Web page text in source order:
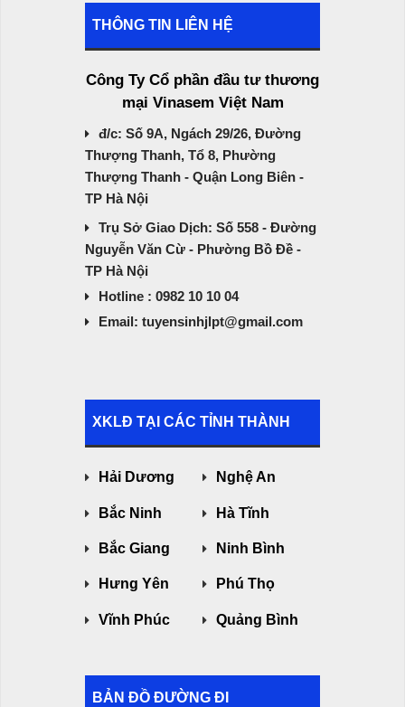
THÔNG TIN LIÊN HỆ
Công Ty Cổ phần đầu tư thương
mại Vinasem Việt Nam
đ/c: Số 9A, Ngách 29/26, Đường
Thượng Thanh, Tổ 8, Phường
Thượng Thanh - Quận Long Biên -
TP Hà Nội
Trụ Sở Giao Dịch: Số 558 - Đường
Nguyễn Văn Cừ - Phường Bồ Đề -
TP Hà Nội
Hotline : 0982 10 10 04
Email: tuyensinhjlpt@gmail.com
XKLĐ TẠI CÁC TỈNH THÀNH
Hải Dương Nghệ An
Bắc Ninh Hà Tĩnh
Bắc Giang Ninh Bình
Hưng Yên Phú Thọ
Vĩnh Phúc Quảng Bình
BẢN ĐỒ ĐƯỜNG ĐI